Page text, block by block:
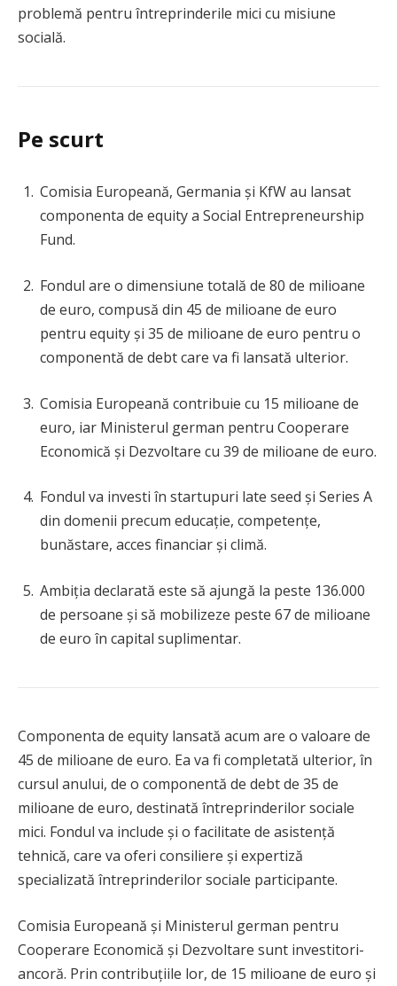
problemă pentru întreprinderile mici cu misiune
socială.
Pe scurt
Comisia Europeană, Germania și KfW au lansat
componenta de equity a Social Entrepreneurship
Fund.
Fondul are o dimensiune totală de 80 de milioane
de euro, compusă din 45 de milioane de euro
pentru equity și 35 de milioane de euro pentru o
componentă de debt care va fi lansată ulterior.
Comisia Europeană contribuie cu 15 milioane de
euro, iar Ministerul german pentru Cooperare
Economică și Dezvoltare cu 39 de milioane de euro.
Fondul va investi în startupuri late seed și Series A
din domenii precum educație, competențe,
bunăstare, acces financiar și climă.
Ambiția declarată este să ajungă la peste 136.000
de persoane și să mobilizeze peste 67 de milioane
de euro în capital suplimentar.
Componenta de equity lansată acum are o valoare de
45 de milioane de euro. Ea va fi completată ulterior, în
cursul anului, de o componentă de debt de 35 de
milioane de euro, destinată întreprinderilor sociale
mici. Fondul va include și o facilitate de asistență
tehnică, care va oferi consiliere și expertiză
specializată întreprinderilor sociale participante.
Comisia Europeană și Ministerul german pentru
Cooperare Economică și Dezvoltare sunt investitori-
ancoră. Prin contribuțiile lor, de 15 milioane de euro și